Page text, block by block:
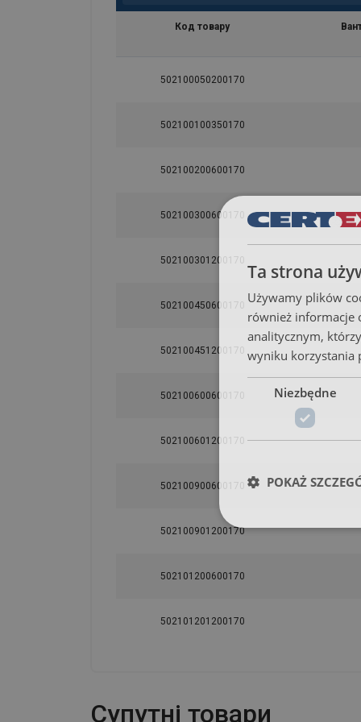
Код товару
502100050200170
502100100350170
502100200600170
502100300600170
502100301200170
502100450600170
502100451200170
502100600600170
502100601200170
502100900600170
502100901200170
502101200600170
502101201200170
Стандарт:
Cупутні товари
Ta strona
Używamy plików
również informacje
analitycznym,
wyniku korzystania
Niezbędne
POKAŻ